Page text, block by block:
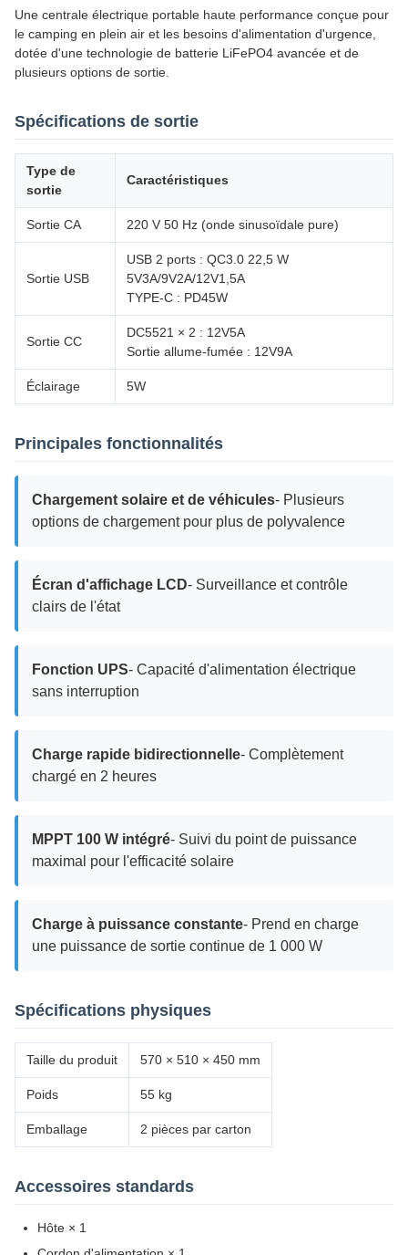
Une centrale électrique portable haute performance conçue pour
le camping en plein air et les besoins d'alimentation d'urgence,
dotée d'une technologie de batterie LiFePO4 avancée et de
plusieurs options de sortie.
Spécifications de sortie
Type de
sortie
Caractéristiques
Sortie CA 220 V 50 Hz (onde sinusoïdale pure)
Sortie USB
USB 2 ports : QC3.0 22,5 W
5V3A/9V2A/12V1,5A
TYPE-C : PD45W
Sortie CC
DC5521 × 2 : 12V5A
Sortie allume-fumée : 12V9A
Éclairage 5W
Principales fonctionnalités
Chargement solaire et de véhicules- Plusieurs
options de chargement pour plus de polyvalence
Écran d'affichage LCD- Surveillance et contrôle
clairs de l'état
Fonction UPS- Capacité d'alimentation électrique
sans interruption
Charge rapide bidirectionnelle- Complètement
chargé en 2 heures
MPPT 100 W intégré- Suivi du point de puissance
maximal pour l'efficacité solaire
Charge à puissance constante- Prend en charge
une puissance de sortie continue de 1 000 W
Spécifications physiques
Taille du produit 570 × 510 × 450 mm
Poids 55 kg
Emballage 2 pièces par carton
Accessoires standards
Hôte × 1